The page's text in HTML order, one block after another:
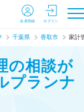
会員登録 ログイン
千葉県 香取市 家計
の相談が
プランナ